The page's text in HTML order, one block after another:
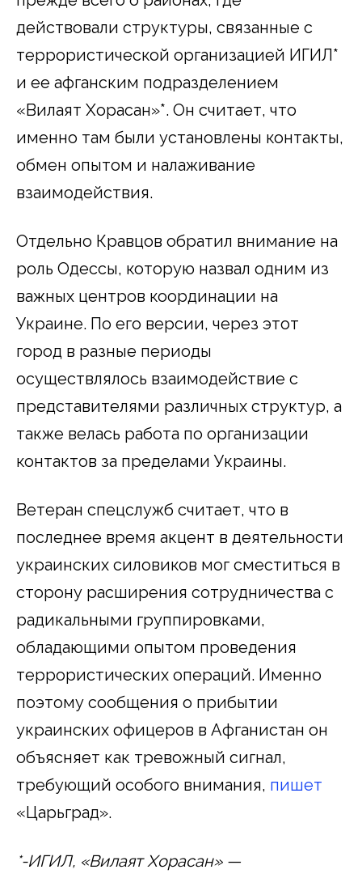
действовали структуры, связанные с
террористической организацией ИГИЛ*
и ее афганским подразделением
«Вилаят Хорасан»*. Он считает, что
именно там были установлены контакты,
обмен опытом и налаживание
взаимодействия.
Отдельно Кравцов обратил внимание на
роль Одессы, которую назвал одним из
важных центров координации на
Украине. По его версии, через этот
город в разные периоды
осуществлялось взаимодействие с
представителями различных структур, а
также велась работа по организации
контактов за пределами Украины.
Ветеран спецслужб считает, что в
последнее время акцент в деятельности
украинских силовиков мог сместиться в
сторону расширения сотрудничества с
радикальными группировками,
обладающими опытом проведения
террористических операций. Именно
поэтому сообщения о прибытии
украинских офицеров в Афганистан он
объясняет как тревожный сигнал,
требующий особого внимания, пишет
«Царьград».
*-ИГИЛ, «Вилаят Хорасан» —